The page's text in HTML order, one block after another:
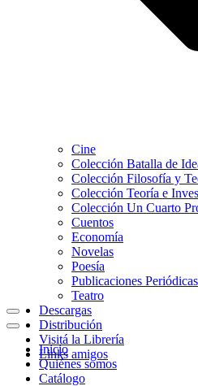
Cine
Colección Batalla de
Colección Filosofía y
Colección Teoría e
Colección Un Cuarto
Cuentos
Economía
Novelas
Poesía
Publicaciones Periódicas
Teatro
Descargas
Distribución
Visitá la Librería
Links amigos
Menú
de
navegación
Menú
navegación
Inicio
Quiénes somos
Catálogo